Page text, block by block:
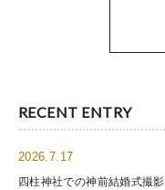
RECENT ENTRY
2026.7.17
四柱神社での神前結婚式撮影